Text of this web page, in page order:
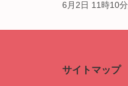
6月2日 11時10分
サイトマップ